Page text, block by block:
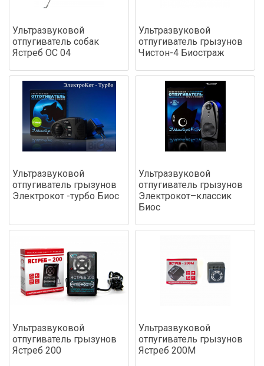
Ультразвуковой
отпугиватель собак
Ястреб ОС 04
Ультразвуковой
отпугиватель грызунов
Чистон-4 Биостраж
Ультразвуковой
отпугиватель грызунов
Электрокот -турбо Биос
Ультразвуковой
отпугиватель грызунов
Электрокот–классик
Биос
Ультразвуковой
отпугиватель грызунов
Ястреб 200
Ультразвуковой
отпугиватель грызунов
Ястреб 200М